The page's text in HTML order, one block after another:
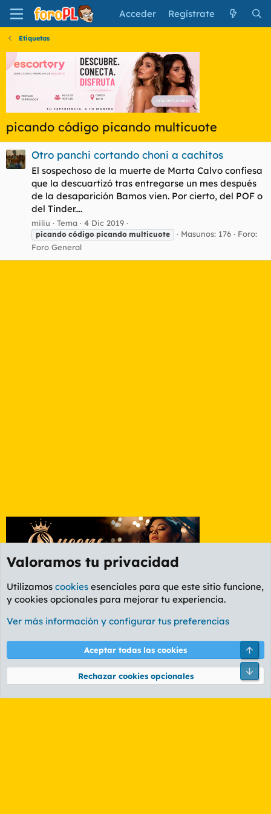
Acceder Regístrate
Etiquetas
picando código picando multicuote
Otro panchi cortando choni a cachitos
El sospechoso de la muerte de Marta Calvo confiesa
que la descuartizó tras entregarse un mes después
de la desaparición Bamos vien. Por cierto, del POF o
del Tinder....
miliu Tema 4 Dic 2019
picando código picando multicuote Masunos: 176
Foro:
Foro General
Etiquetas
Cookies
PL OLDSTYLE AMARILLO
Términos y reglas Política de privacidad Ayuda
Community platform by XenForo® © 2010-2026 XenForo Ltd.
Valoramos tu privacidad
Utilizamos cookies esenciales para que este sitio funcione,
y cookies opcionales para mejorar tu experiencia.
Ver más información y configurar tus preferencias
Aceptar todas las cookies
Rechazar cookies opcionales
Pie